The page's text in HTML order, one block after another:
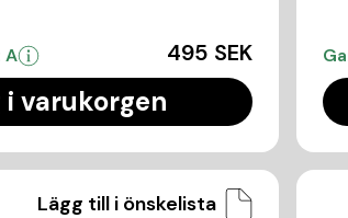
A 495 SEK
i varukorgen
Lägg till i önskelista